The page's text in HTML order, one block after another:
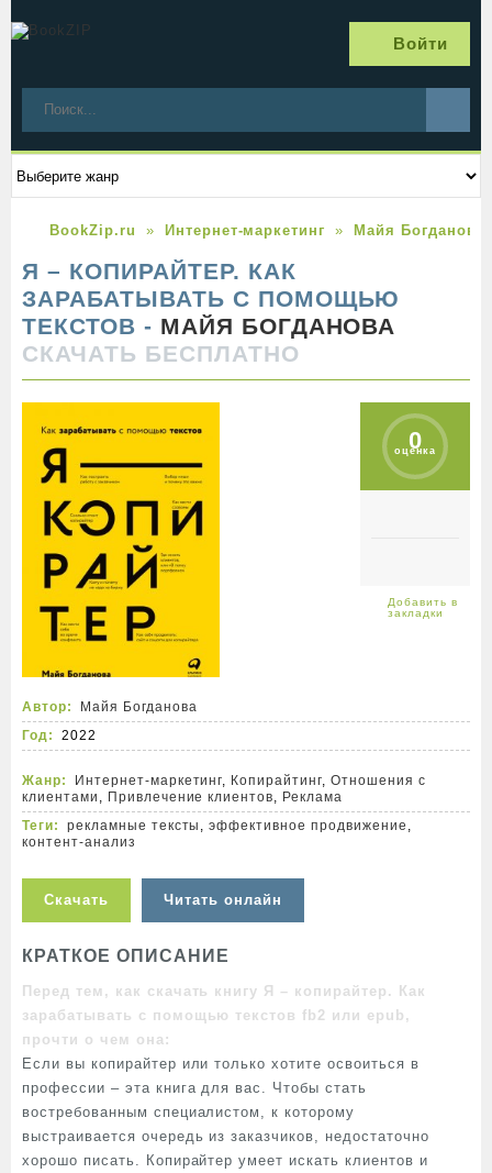
Войти
BookZip.ru Интернет-маркетинг Майя Богданова
Я – КОПИРАЙТЕР. КАК
ЗАРАБАТЫВАТЬ С ПОМОЩЬЮ
ТЕКСТОВ - МАЙЯ БОГДАНОВА
СКАЧАТЬ БЕСПЛАТНО
0
оценка
Автор:
Майя Богданова
Год:
2022
Жанр: Интернет-маркетинг, Копирайтинг,Отношения с
клиентами , Привлечение клиентов, Реклама
Теги:
рекламные тексты ,эффективное продвижение ,
контент-анализ
Скачать Читать онлайн
КРАТКОЕ ОПИСАНИЕ
Перед тем, как скачать книгу Я – копирайтер. Как
зарабатывать с помощью текстов fb2 или epub,
прочти о чем она:
Если вы копирайтер или только хотите освоиться в
профессии – эта книга для вас. Чтобы стать
востребованным специалистом, к которому
выстраивается очередь из заказчиков, недостаточно
хорошо писать. Копирайтер умеет искать клиентов и